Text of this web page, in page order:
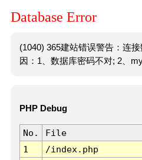
Database Error
(1040) 365建站错误警告：连
因：1、数据库密码不对; 2、
PHP Debug
No. File
1
/index.php